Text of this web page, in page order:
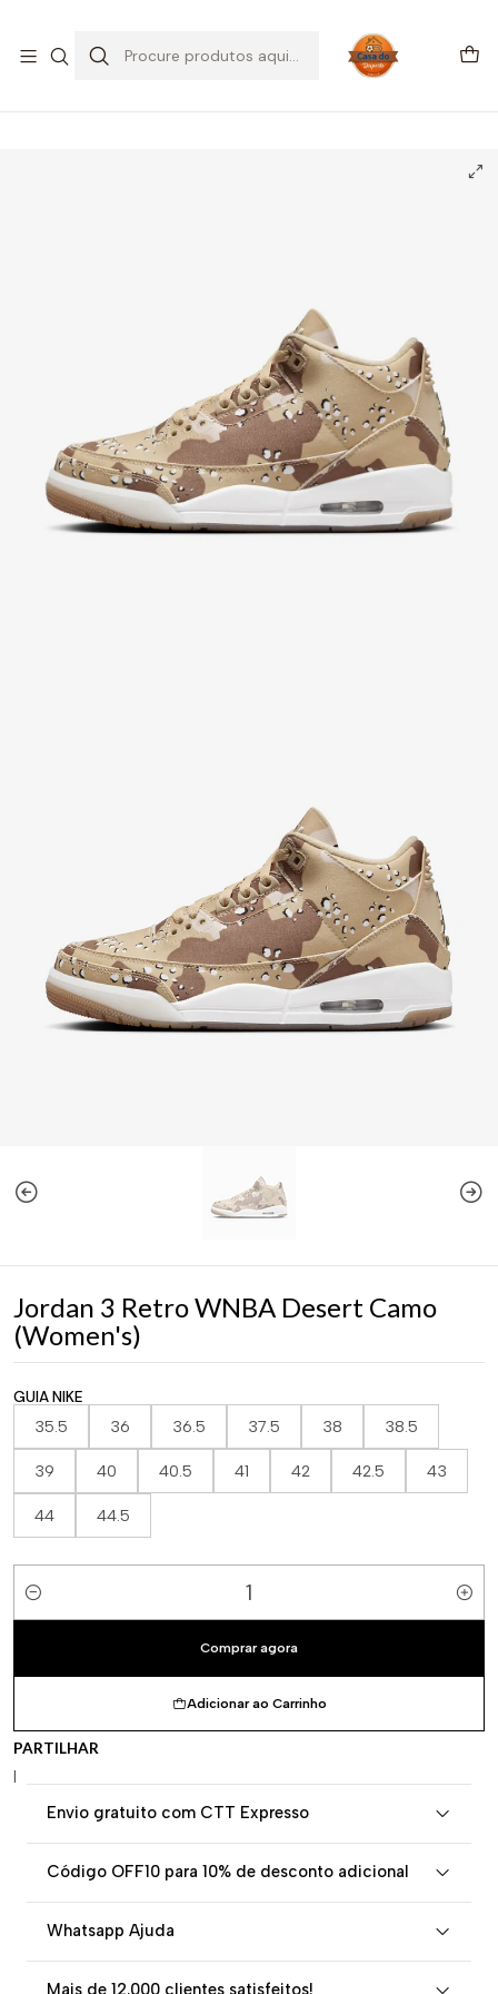
Início CALÇADO Air Jordan
Jordan 3
Jordan 3 Retro WNBA Desert Camo (Women's)
Jordan 3 Retro WNBA Desert Camo
(Women's)
GUIA NIKE
35.5 36 36.5 37.5 38 38.5
39 40 40.5 41 42 42.5 43
44 44.5
Quantidade
Adicionar ao Carrinho
Comprar agora
PARTILHAR
|
Envio gratuito com CTT Expresso
Código OFF10 para 10% de desconto adicional
Whatsapp Ajuda
Mais de 12.000 clientes satisfeitos!